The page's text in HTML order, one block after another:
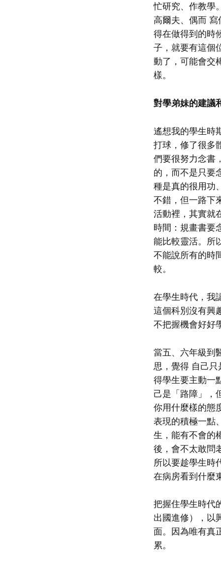
忙研究、作教學
高爾夫、偶而
得在做得到的時
子，就要有這個
動了，可能會交
樣。
對學弟妹的建議
遙想我的學生時
打球，修了很多
們要很努力念書
的，而不是只要
種是真的很用功
不錯，但一路下
活動裡，其實就
時間：規畫書要
能比較靈活。所
不能說所有的時
較。
在學生時代，我
這個科別沒有興
不把握機會好好
當五、六年級到
思，覺得 自己
得學生要主動一
己是「路障」，
你用什麼樣的態
表現的積極一點
生，能有不會的
後，會不太敢問
所以要趁學生時
在病房看到什麼
把握住學生時代
出國進修），以
面。因為唯有真
累。